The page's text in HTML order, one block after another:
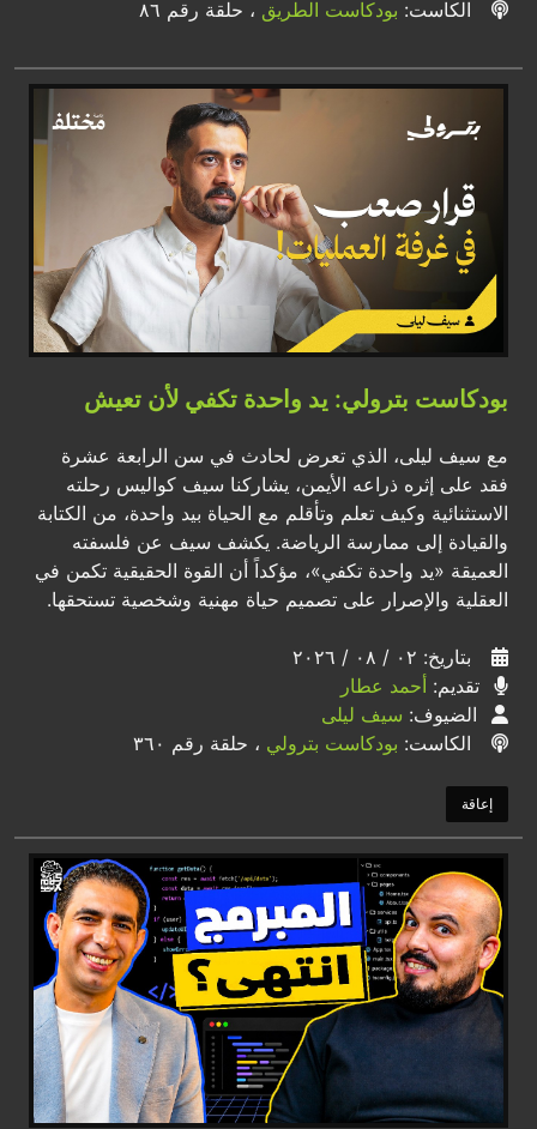
الكاست: بودكاست الطريق ، حلقة رقم ٨٦
بودكاست بترولي: يد واحدة تكفي لأن تعيش
مع سيف ليلى، الذي تعرض لحادث في سن الرابعة عشرة
فقد على إثره ذراعه الأيمن، يشاركنا سيف كواليس رحلته
الاستثنائية وكيف تعلم وتأقلم مع الحياة بيد واحدة، من الكتابة
والقيادة إلى ممارسة الرياضة. يكشف سيف عن فلسفته
العميقة «يد واحدة تكفي»، مؤكداً أن القوة الحقيقية تكمن في
العقلية والإصرار على تصميم حياة مهنية وشخصية تستحقها.
بتاريخ: ٠٢ / ٠٨ / ٢٠٢٦
تقديم: أحمد عطار
الضيوف: سيف ليلى
الكاست: بودكاست بترولي ، حلقة رقم ٣٦٠
إعاقة